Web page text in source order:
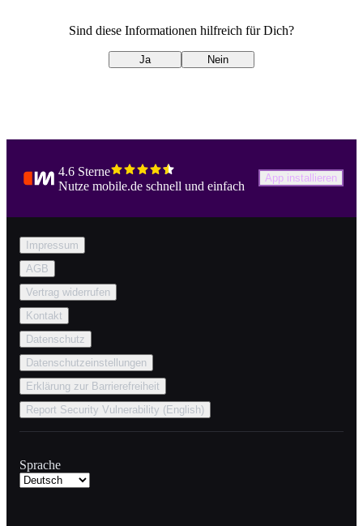
Sind diese Informationen hilfreich für Dich?
Ja Nein
4.6 Sterne
Nutze mobile.de schnell und einfach
App installieren
Impressum
AGB
Vertrag widerrufen
Kontakt
Datenschutz
Datenschutzeinstellungen
Erklärung zur Barrierefreiheit
Report Security Vulnerability (English)
Sprache